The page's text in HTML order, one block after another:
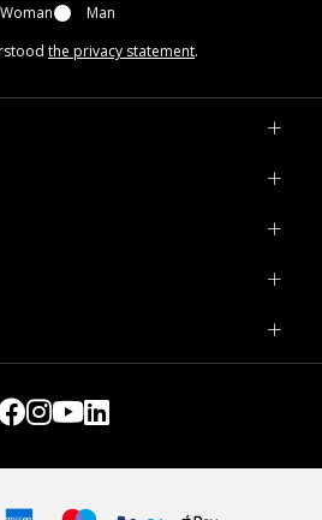
Woman
Man
the privacy statement.